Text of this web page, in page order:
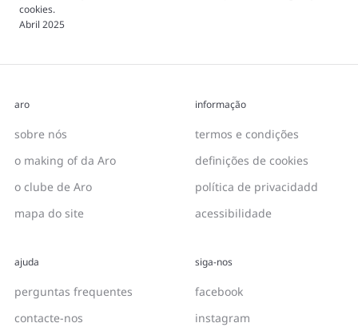
cookies.
Abril 2025
aro
sobre nós
o making of da Aro
o clube de Aro
mapa do site
informação
termos e condições
definições de cookies
política de privacidadd
acessibilidade
ajuda
perguntas frequentes
contacte-nos
siga-nos
facebook
instagram